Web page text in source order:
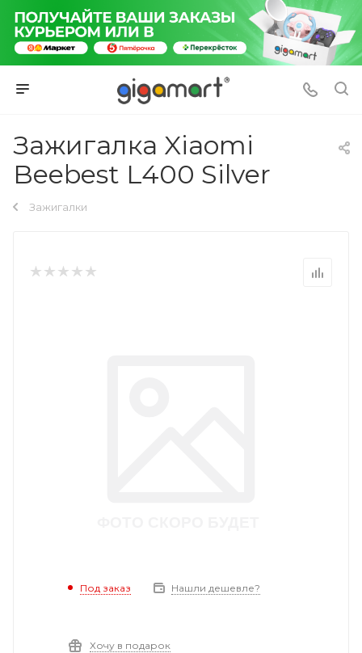
Зажигалка Xiaomi
Beebest L400 Silver
Зажигалки
Под заказ Нашли дешевле?
Хочу в подарок